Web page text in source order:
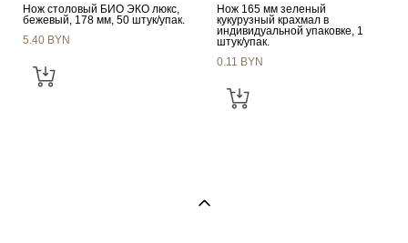
Нож столовый БИО ЭКО люкс,
бежевый, 178 мм, 50 штук/упак.
5.40 BYN
Нож 165 мм зеленый
кукурузный крахмал в
индивидуальной упаковке, 1
штук/упак.
0.11 BYN